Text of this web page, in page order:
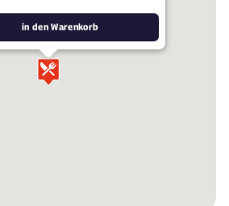
in den Warenkorb